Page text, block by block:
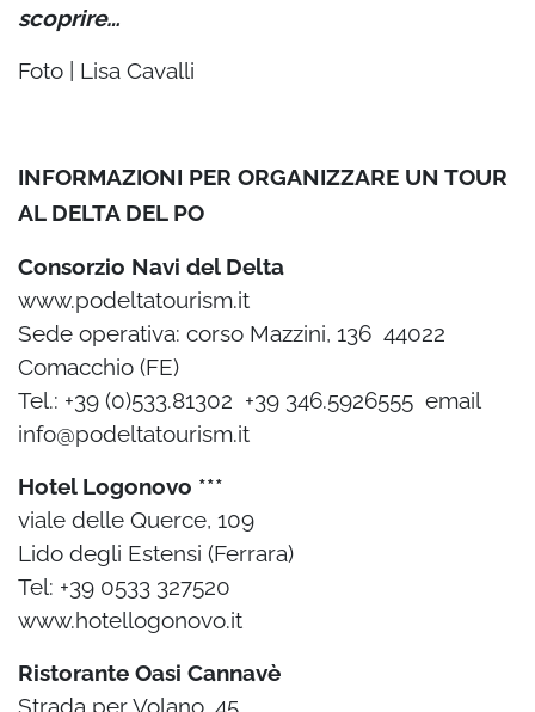
scoprire…
Foto | Lisa Cavalli
INFORMAZIONI PER ORGANIZZARE UN TOUR
AL DELTA DEL PO
Consorzio Navi del Delta
www.podeltatourism.it
Sede operativa: corso Mazzini, 136 ­ 44022
Comacchio (FE)
Tel.: +39 (0)533.81302 ­ +39 346.5926555 ­ email
info@podeltatourism.it
Hotel Logonovo ***
viale delle Querce, 109
Lido degli Estensi (Ferrara)
Tel: +39 0533 327520
www.hotellogonovo.it
Ristorante Oasi Cannavè
Strada per Volano, 45